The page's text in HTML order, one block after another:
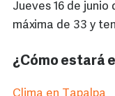
Jueves 16 de
máxima de 33 y
¿Cómo estará